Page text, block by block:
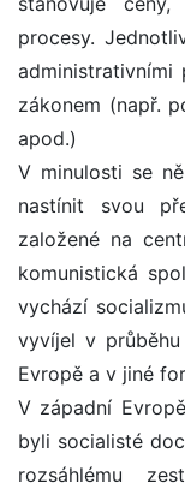
procesy.
administrativními
zákonem (např.
apod.)
V minulosti se
nastínit svou
založené na
komunistická
vychází
vyvíjel v
Evropě a v jiné
V západní
byli socialisté
rozsáhlému